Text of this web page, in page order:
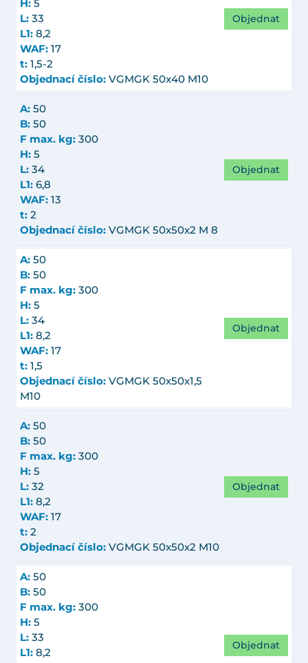
H: 5
L: 33
L1: 8,2
WAF: 17
t: 1,5-2
Objednací číslo: VGMGK 50x40 M10
Objednat
A: 50
B: 50
F max. kg: 300
H: 5
L: 34
L1: 6,8
WAF: 13
t: 2
Objednací číslo: VGMGK 50x50x2 M 8
Objednat
A: 50
B: 50
F max. kg: 300
H: 5
L: 34
L1: 8,2
WAF: 17
t: 1,5
Objednací číslo: VGMGK 50x50x1,5
M10
Objednat
A: 50
B: 50
F max. kg: 300
H: 5
L: 32
L1: 8,2
WAF: 17
t: 2
Objednací číslo: VGMGK 50x50x2 M10
Objednat
A: 50
B: 50
F max. kg: 300
H: 5
L: 33
L1: 8,2
Objednat